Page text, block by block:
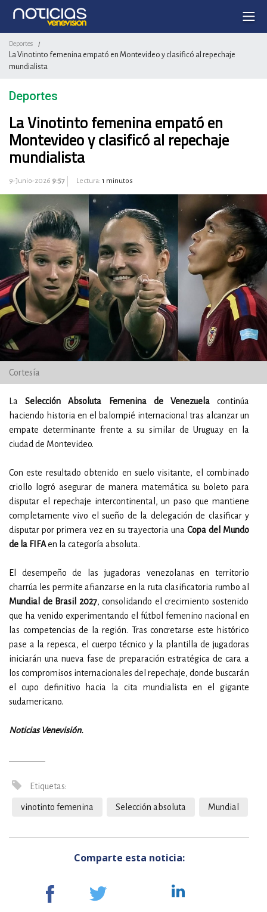
Deportes /
La Vinotinto femenina empató en Montevideo y clasificó al repechaje
mundialista
Deportes
La Vinotinto femenina empató en
Montevideo y clasificó al repechaje
mundialista
9-Junio-2026 9:57 Lectura: 1 minutos
Cortesía
LaSelección Absoluta Femenina de Venezuelacontinúa
haciendo historia en el balompié internacional tras alcanzar un
empate determinante frente a su similar de Uruguay en la
ciudad de Montevideo.
Con este resultado obtenido en suelo visitante, el combinado
criollo logró asegurar de manera matemática su boleto para
disputar el repechaje intercontinental, un paso que mantiene
completamente vivo el sueño de la delegación de clasificar y
disputar por primera vez en su trayectoria una Copa del Mundo
de la FIFAen la categoría absoluta.
El desempeño de las jugadoras venezolanas en territorio
charrúa les permite afianzarse en la ruta clasificatoria rumbo al
Mundial de Brasil 2027, consolidando el crecimiento sostenido
que ha venido experimentando el fútbol femenino nacional en
las competencias de la región. Tras concretarse este histórico
pase a la repesca, el cuerpo técnico y la plantilla de jugadoras
iniciarán una nueva fase de preparación estratégica de cara a
los compromisos internacionales del repechaje, donde buscarán
el cupo definitivo hacia la cita mundialista en el gigante
sudamericano.
Noticias Venevisión.
Etiquetas:
vinotinto femenina Selección absoluta Mundial
Comparte esta noticia: